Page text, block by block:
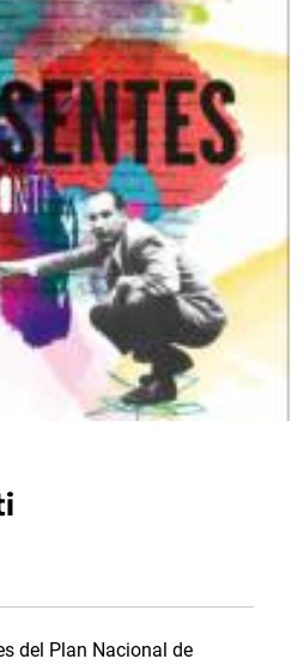
del Plan Nacional de